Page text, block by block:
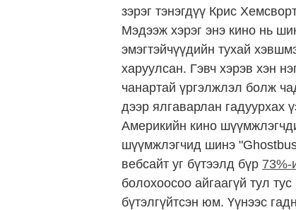
зэрэг тэнэгдүү Крис
Мэдээж хэрэг энэ кино нь
эмэгтэйчүүдийн тухай
харуулсан. Гэвч хэрэв хэн
чанартай үргэлжлэл болж
дээр ялгаварлан гадуурхах
Америкийн кино
шүүмжлэгчид шинэ
вебсайт уг бүтээлд бүр 73%-
болохоосоо айгаагүй тул
бүтэлгүйтсэн юм. Үүнээс